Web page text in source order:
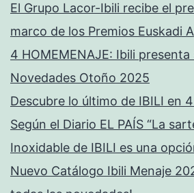
El Grupo Lacor-Ibili recibe el
marco de los Premios Euskadi
4 HOMEMENAJE: Ibili
Novedades Otoño 2025
Descubre lo último de IBILI en
Según el Diario EL PAÍS “La
Inoxidable de IBILI es una
Nuevo Catálogo Ibili Menaje